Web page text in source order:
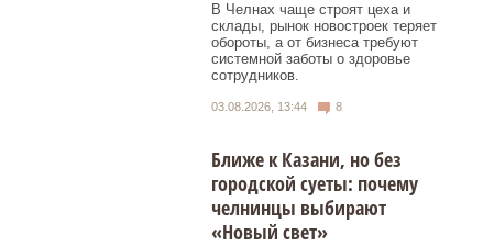
В Челнах чаще строят цеха и
склады, рынок новостроек теряет
обороты, а от бизнеса требуют
системной заботы о здоровье
сотрудников.
03.08.2026, 13:44 8
Ближе к Казани, но без
городской суеты: почему
челнинцы выбирают
«Новый свет»